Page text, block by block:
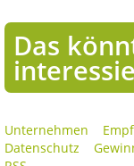
Das
Unternehmen
Datenschutz